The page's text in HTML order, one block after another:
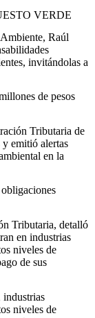
VERDE
Raúl
invitándolas a
de pesos
Tributaria de
emitió alertas
en la
Tributaria, detalló
en industrias
niveles de
de sus
industrias
niveles de